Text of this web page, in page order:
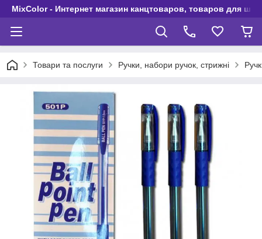
MixColor - Интернет магазин канцтоваров, товаров для
Товари та послуги Ручки, набори ручок, стрижні